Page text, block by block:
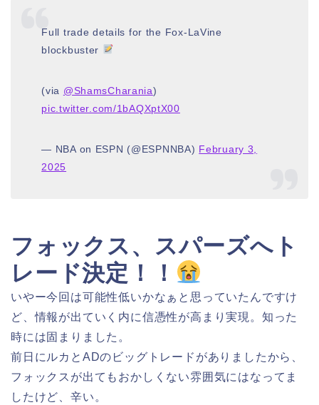
Full trade details for the Fox-LaVine
blockbuster
(via @ShamsCharania)
pic.twitter.com/1bAQXptX00
— NBA on ESPN (@ESPNNBA) February 3,
2025
フォックス、スパーズへト
レード決定！！
いやー今回は可能性低いかなぁと思っていたんですけ
ど、情報が出ていく内に信憑性が高まり実現。知った
時には固まりました。
前日にルカとADのビッグトレードがありましたから、
フォックスが出てもおかしくない雰囲気にはなってま
したけど、辛い。